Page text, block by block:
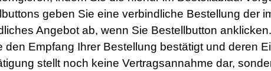
geben Sie eine verbindliche Bestellung der
Angebot ab, wenn Sie Bestellbutton
den Empfang Ihrer Bestellung bestätigt und deren
stellt noch keine Vertragsannahme dar,